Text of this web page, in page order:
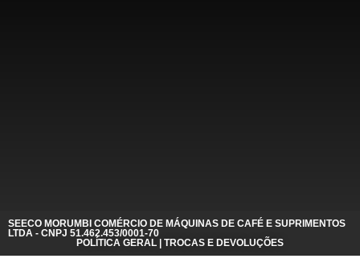
SEECO MORUMBI COMÉRCIO DE MÁQUINAS DE CAFÉ E SUPRIMENTOS
LTDA - CNPJ 51.462.453/0001-70
POLÍTICA GERAL | TROCAS E DEVOLUÇÕES